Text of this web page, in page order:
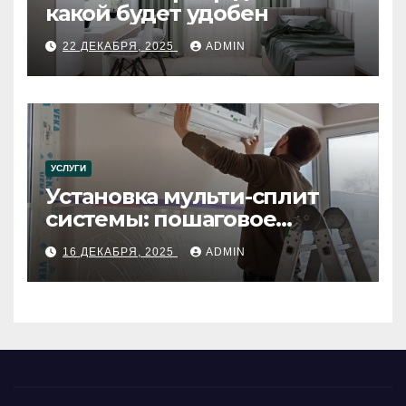
какой будет удобен
22 ДЕКАБРЯ, 2025 ADMIN
УСЛУГИ
Установка мульти-сплит
системы: пошаговое
руководство
16 ДЕКАБРЯ, 2025 ADMIN